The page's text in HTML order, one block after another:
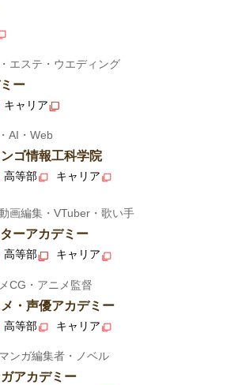
エステ・ウエディング
ー
キャリア
AI・Web
ゴ情報工科学院
高等部 キャリア
画編集・VTuber・歌い手
ーアカデミー
高等部 キャリア
CG・アニメ監督
・声優アカデミー
高等部 キャリア
ンガ編集者・ノベル
アカデミー